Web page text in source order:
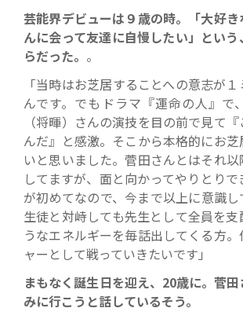
芸能界デビューは９歳の時。「大好
んに会って友達に自慢したい」とい
らだった。 。
「当時はお芝居することへの意志が
んです。でもドラマ『運命の人』で
（将暉）さんの演技を目の前で見て
んだ』と感激。そこから本格的にお
いと思いました。菅田さんとはそれ
してますが、面と向かってやりとり
が初めてなので、今まで以上に意識し
生徒と対峙しても先生として全員を
うなエネルギーを毎話出してくる方
ャーとして戦っていきたいです」
まもなく誕生日を迎え、20歳に。菅
みに行こうと話しているそう。